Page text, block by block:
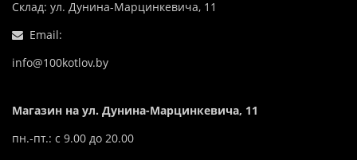
Склад: ул. Дунина-Марцинкевича, 11
Email:
info@100kotlov.by
Магазин на ул. Дунина-Марцинкевича, 11
пн.-пт.: с 9.00 до 20.00